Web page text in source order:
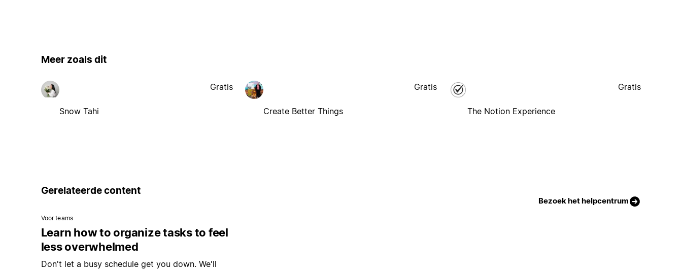
Meer zoals dit
Snow Tahi
Gratis
Create Better Things
Gratis
The Notion Experience
Gratis
Gerelateerde content
Bezoek het helpcentrum
Voor teams
Learn how to organize tasks to feel
less overwhelmed
Don't let a busy schedule get you down. We'll